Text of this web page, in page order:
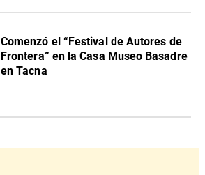
Comenzó el “Festival de Autores de
Frontera” en la Casa Museo Basadre
en Tacna